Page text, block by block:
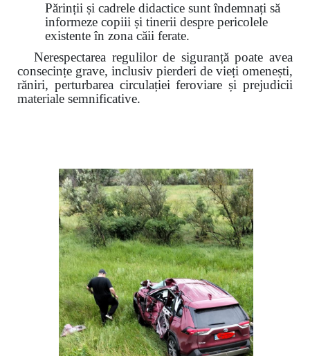
Părinții și cadrele didactice sunt îndemnați să
informeze copiii și tinerii despre pericolele
existente în zona căii ferate.
Nerespectarea regulilor de siguranță poate avea
consecințe grave, inclusiv pierderi de vieți omenești,
răniri, perturbarea circulației feroviare și prejudicii
materiale semnificative.